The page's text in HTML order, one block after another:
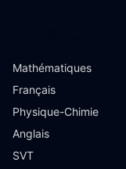
Mathématiques
Français
Physique-Chimie
Anglais
SVT